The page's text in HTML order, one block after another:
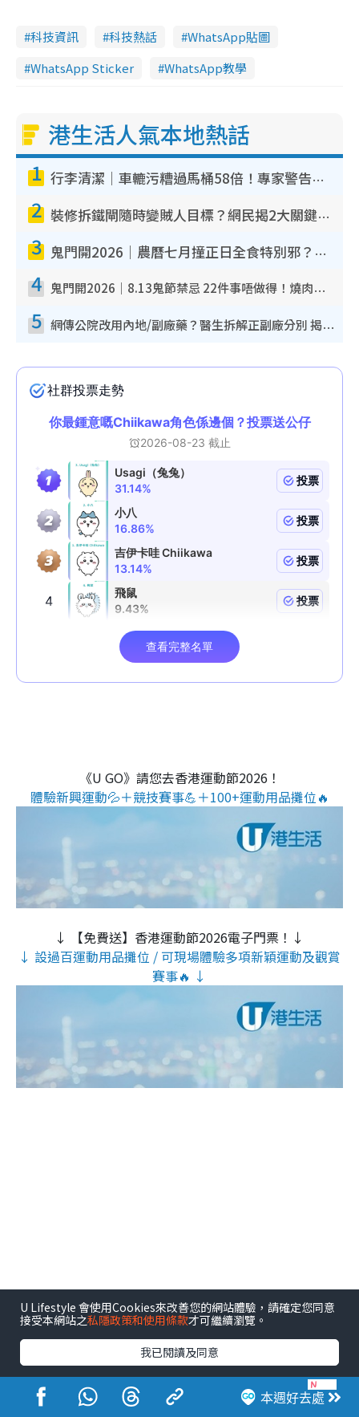
科技資訊 科技熱話
WhatsApp貼圖
WhatsApp Sticker
WhatsApp教學
港生活人氣本地熱話
1 行李清潔｜車轆污糟過馬桶58倍！專家警告忌用酒精抹 教1招免污手除菌
2 裝修拆鐵閘隨時變賊人目標？網民揭2大關鍵用途：裝新式等於白裝？附新舊鐵閘分別
3 鬼門開2026｜農曆七月撞正日全食特別邪？專家警告切忌做一事！揭4大禁忌+2招保平安
4 鬼門開2026｜8.13鬼節禁忌 22件事唔做得！燒肉、刺身要少食？半夜勿吹口哨/打呢個電話
5 網傳公院改用內地/副廠藥？醫生拆解正副廠分別 揭4類人換藥隨時出事
《U GO》請您去香港運動節2026！
體驗新興運動💦＋競技賽事💪＋100+運動用品攤位🔥
↓ 【免費送】香港運動節2026電子門票！↓
↓ 設過百運動用品攤位 / 可現場體驗多項新穎運動及觀賞
賽事🔥 ↓
本週好去處
U Lifestyle 會使用Cookies來改善您的網站體驗，請確定您同意
接受本網站之私隱政策和使用條款才可繼續瀏覽。
我已閱讀及同意